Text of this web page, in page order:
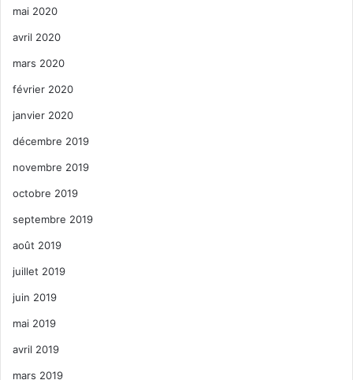
mai 2020
avril 2020
mars 2020
février 2020
janvier 2020
décembre 2019
novembre 2019
octobre 2019
septembre 2019
août 2019
juillet 2019
juin 2019
mai 2019
avril 2019
mars 2019